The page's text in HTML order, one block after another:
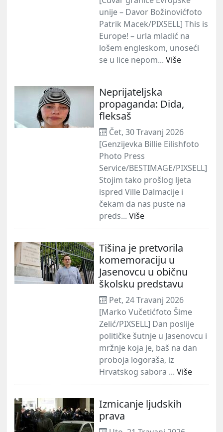
unije – Davor Božinovićfoto
Patrik Macek/PIXSELL] This is
Europe! – urla mladić na
lošem engleskom, unoseći
se u lice nepom... Više
Neprijateljska
propaganda: Dida,
fleksaš
Čet, 30 Travanj 2026
[Genzijevka Billie Eilishfoto
Photo Press
Service/BESTIMAGE/PIXSELL]
Stojim tako prošlog ljeta
ispred Ville Dalmacije i
čekam da nas puste na
preds... Više
Tišina je pretvorila
komemoraciju u
Jasenovcu u običnu
školsku predstavu
Pet, 24 Travanj 2026
[Marko Vučetićfoto Šime
Zelić/PIXSELL] Dan poslije
političke šutnje u Jasenovcu i
mržnje koja je, baš na dan
proboja logoraša, iz
Hrvatskog sabora ... Više
Izmicanje ljudskih
prava